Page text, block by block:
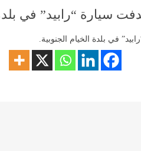
سيارة “رابيد” في بلدة
في بلدة الخيام الجنوبية.